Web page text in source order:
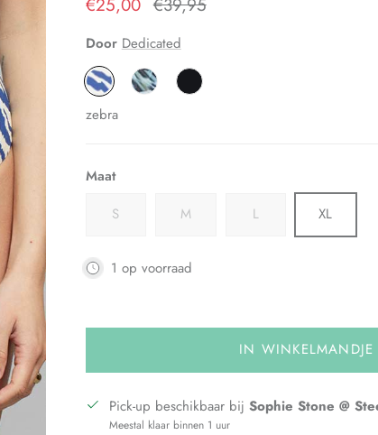
Door Dedicated
zebra
Maat
S
M L XL
1 op voorraad
IN WINKELMANDJE
Pick-up beschikbaar bij Sophie Stone @
Meestal klaar binnen 1 uur